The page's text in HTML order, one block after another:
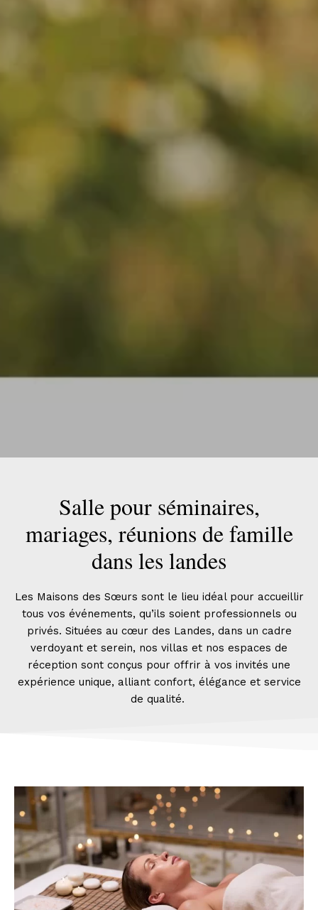
Salle pour séminaires,
mariages, réunions de famille
dans les landes
Les Maisons des Sœurs sont le lieu idéal pour accueillir
tous vos événements, qu’ils soient professionnels ou
privés. Situées au cœur des Landes, dans un cadre
verdoyant et serein, nos villas et nos espaces de
réception sont conçus pour offrir à vos invités une
expérience unique, alliant confort, élégance et service
de qualité.